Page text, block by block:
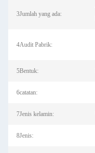
3Jumlah yang ada:
4Audit Pabrik:
5Bentuk:
6catatan:
7Jenis kelamin:
8Jenis: